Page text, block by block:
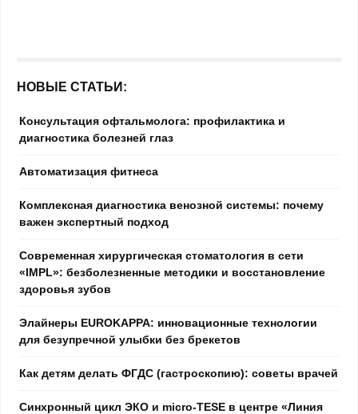
НОВЫЕ СТАТЬИ:
Консультация офтальмолога: профилактика и
диагностика болезней глаз
Автоматизация фитнеса
Комплексная диагностика венозной системы: почему
важен экспертный подход
Современная хирургическая стоматология в сети
«IMPL»: безболезненные методики и восстановление
здоровья зубов
Элайнеры EUROKAPPA: инновационные технологии
для безупречной улыбки без брекетов
Как детям делать ФГДС (гастроскопию): советы врачей
Синхронный цикл ЭКО и micro-TESE в центре «Линия